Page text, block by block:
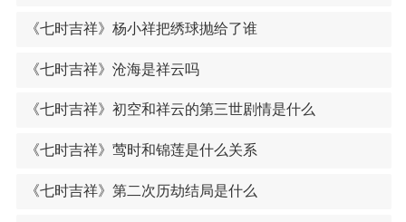
《七时吉祥》杨小祥把绣球抛给了谁
《七时吉祥》沧海是祥云吗
《七时吉祥》初空和祥云的第三世剧情是什么
《七时吉祥》莺时和锦莲是什么关系
《七时吉祥》第二次历劫结局是什么